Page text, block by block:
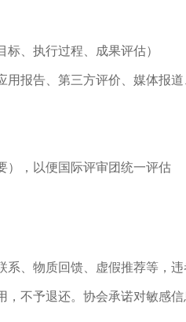
标、执行过程、成果评估）
报告、第三方评价、媒体报道
），以便国际评审团统一评估
、物质回馈、虚假推荐等，违
不予退还。协会承诺对敏感信